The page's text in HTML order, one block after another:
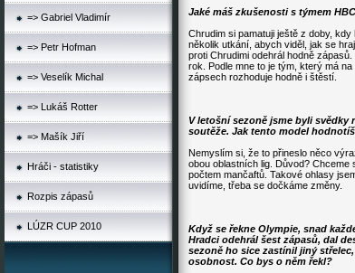
=> Gabriel Vladimír
=> Petr Hofman
=> Veselík Michal
=> Lukáš Rotter
=> Mašík Jiří
Hráči - statistiky
Rozpis zápasů
LÚZR CUP 2010
Jaké máš zkušenosti s týmem
Chrudim si pamatuji ještě z doby,
několik utkání, abych viděl, jak se
proti Chrudimi odehrál hodně
rok. Podle mne to je tým, který má
zápsech rozhoduje hodně i štěstí.
V letošní sezoně jsme byli
soutěže. Jak tento model
Nemyslím si, že to přineslo něco
obou oblastních lig. Důvod?
počtem mančaftů. Takové ohlasy
uvidíme, třeba se dočkáme změny.
Když se řekne Olympie, snad
Hradci odehrál šest zápasů, dal
sezoně ho sice zastínil jiný
osobnost. Co bys o něm řekl?